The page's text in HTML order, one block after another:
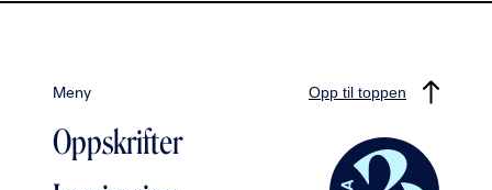
Meny
Oppskrifter
Opp til toppen